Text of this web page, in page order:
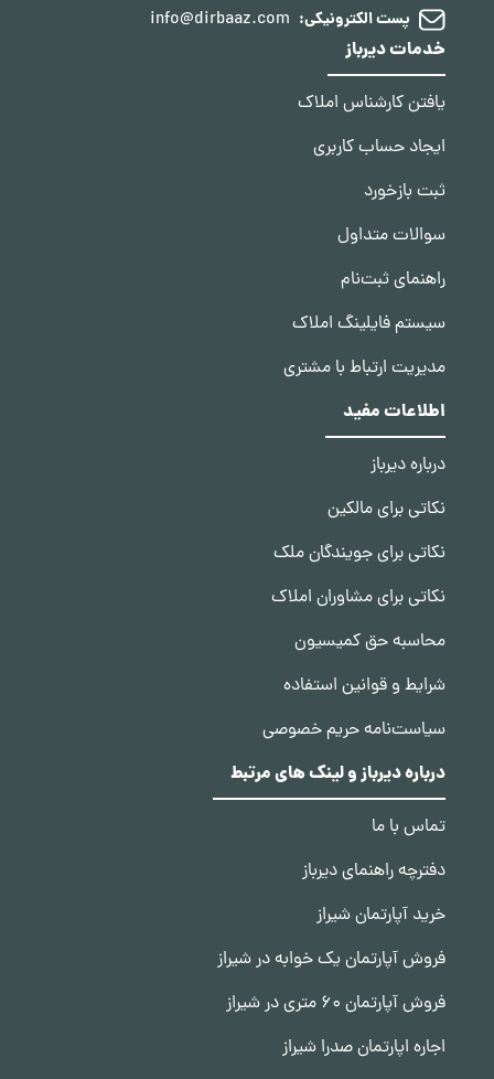
پست الکترونیکی: info@dirbaaz.com
خدمات دیرباز
یافتن کارشناس املاک
ایجاد حساب کاربری
ثبت بازخورد
سوالات متداول
راهنمای ثبت‌نام
سیستم فایلینگ املاک
مدیریت ارتباط با مشتری
اطلاعات مفید
درباره دیرباز
نکاتی برای مالکین
نکاتی برای جویندگان ملک
نکاتی برای مشاوران املاک
محاسبه حق کمیسیون
شرایط و قوانین استفاده
سیاست‌نامه حریم خصوصی
درباره دیرباز و لینک های مرتبط
تماس با ما
دفترچه راهنمای دیرباز
خرید آپارتمان شیراز
فروش آپارتمان یک خوابه در شیراز
فروش آپارتمان 60 متری در شیراز
اجاره اپارتمان صدرا شیراز